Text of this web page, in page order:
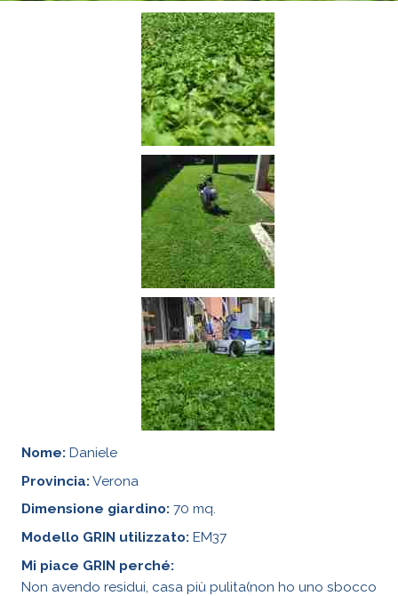
Nome: Daniele
Provincia:Verona
Dimensione giardino: 70 mq.
Modello GRIN utilizzato: EM37
Mi piace GRIN perché:
Non avendo residui, casa più pulita(non ho uno sbocco